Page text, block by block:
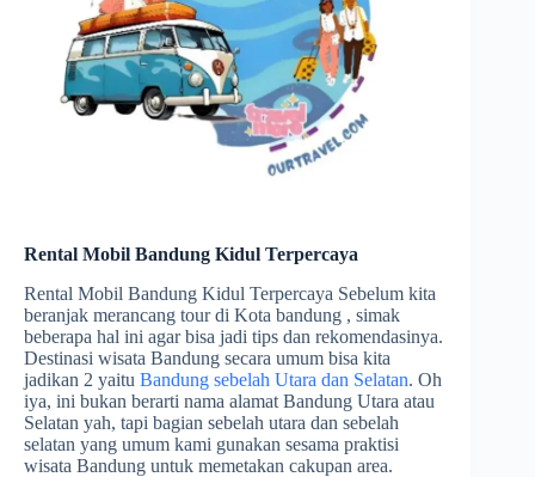
Rental Mobil Bandung Kidul Terpercaya
Rental Mobil Bandung Kidul Terpercaya Sebelum kita
beranjak merancang tour di Kota bandung , simak
beberapa hal ini agar bisa jadi tips dan rekomendasinya.
Destinasi wisata Bandung secara umum bisa kita
jadikan 2 yaitu Bandung sebelah Utara dan Selatan. Oh
iya, ini bukan berarti nama alamat Bandung Utara atau
Selatan yah, tapi bagian sebelah utara dan sebelah
selatan yang umum kami gunakan sesama praktisi
wisata Bandung untuk memetakan cakupan area.